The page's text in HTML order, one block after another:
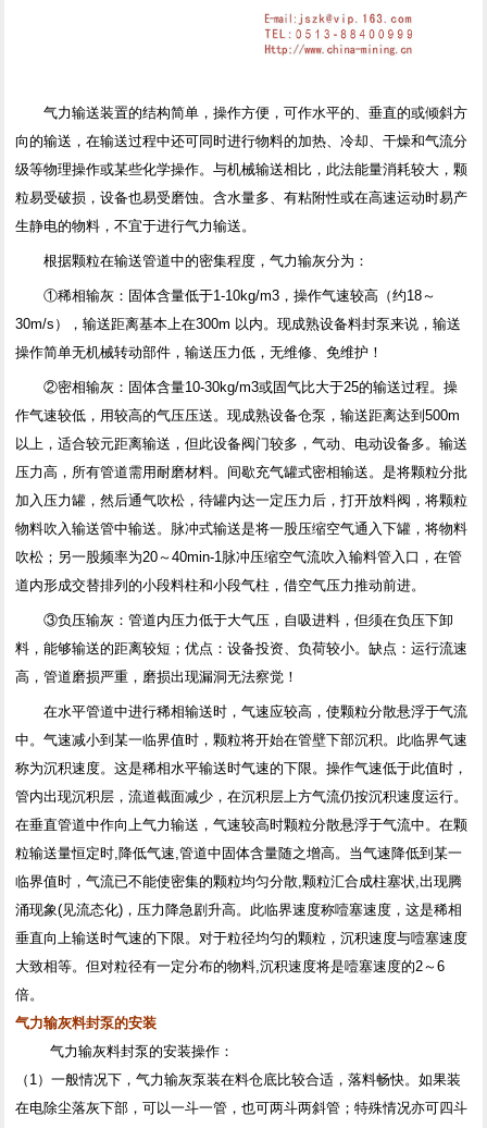
气力输送装置的结构简单，操作方便，可作水平的、垂直的或倾斜方
向的输送，在输送过程中还可同时进行物料的加热、冷却、干燥和气流分
级等物理操作或某些化学操作。与机械输送相比，此法能量消耗较大，颗
粒易受破损，设备也易受磨蚀。含水量多、有粘附性或在高速运动时易产
生静电的物料，不宜于进行气力输送。
根据颗粒在输送管道中的密集程度，气力输灰分为：
①稀相输灰：固体含量低于1-10kg/m3，操作气速较高（约18～
30m/s），输送距离基本上在300m 以内。现成熟设备料封泵来说，输送
操作简单无机械转动部件，输送压力低，无维修、免维护！
②密相输灰：固体含量10-30kg/m3或固气比大于25的输送过程。操
作气速较低，用较高的气压压送。现成熟设备仓泵，输送距离达到500m
以上，适合较元距离输送，但此设备阀门较多，气动、电动设备多。输送
压力高，所有管道需用耐磨材料。间歇充气罐式密相输送。是将颗粒分批
加入压力罐，然后通气吹松，待罐内达一定压力后，打开放料阀，将颗粒
物料吹入输送管中输送。脉冲式输送是将一股压缩空气通入下罐，将物料
吹松；另一股频率为20～40min-1脉冲压缩空气流吹入输料管入口，在管
道内形成交替排列的小段料柱和小段气柱，借空气压力推动前进。
③负压输灰：管道内压力低于大气压，自吸进料，但须在负压下卸
料，能够输送的距离较短；优点：设备投资、负荷较小。缺点：运行流速
高，管道磨损严重，磨损出现漏洞无法察觉！
在水平管道中进行稀相输送时，气速应较高，使颗粒分散悬浮于气流
中。气速减小到某一临界值时，颗粒将开始在管壁下部沉积。此临界气速
称为沉积速度。这是稀相水平输送时气速的下限。操作气速低于此值时，
管内出现沉积层，流道截面减少，在沉积层上方气流仍按沉积速度运行。
在垂直管道中作向上气力输送，气速较高时颗粒分散悬浮于气流中。在颗
粒输送量恒定时,降低气速,管道中固体含量随之增高。当气速降低到某一
临界值时，气流已不能使密集的颗粒均匀分散,颗粒汇合成柱塞状,出现腾
涌现象(见流态化)，压力降急剧升高。此临界速度称噎塞速度，这是稀相
垂直向上输送时气速的下限。对于粒径均匀的颗粒，沉积速度与噎塞速度
大致相等。但对粒径有一定分布的物料,沉积速度将是噎塞速度的2～6
倍。
气力输灰料封泵的安装
气力输灰料封泵的安装操作：
（1）一般情况下，气力输灰泵装在料仓底比较合适，落料畅快。如果装
在电除尘落灰下部，可以一斗一管，也可两斗两斜管；特殊情况亦可四斗